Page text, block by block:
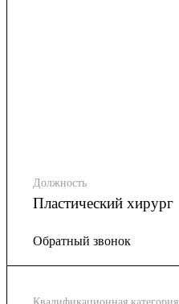
Должность
Пластический хирург
Обратный звонок